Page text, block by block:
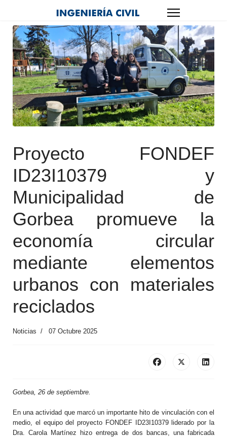
Proyecto FONDEF
ID23I10379 y
Municipalidad de
Gorbea promueve la
economía circular
mediante elementos
urbanos con materiales
reciclados
Noticias 07 Octubre 2025
Gorbea, 26 de septiembre.
En una actividad que marcó un importante hito de vinculación con el
medio, el equipo del proyecto FONDEF ID23I10379 liderado por la
Dra. Carola Martínez hizo entrega de dos bancas, una fabricada